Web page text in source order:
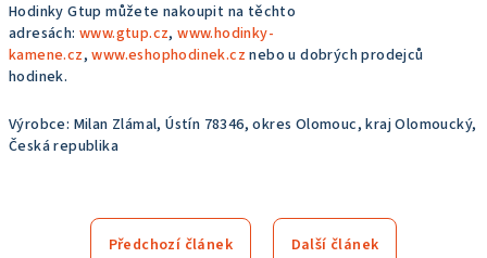
Hodinky Gtup můžete nakoupit na těchto
adresách:www.gtup.cz,www.hodinky-
kamene.cz,www.eshophodinek.cz nebo u dobrých prodejců
hodinek.
Výrobce: Milan Zlámal, Ústín 78346, okres Olomouc, kraj Olomoucký,
Česká republika
Předchozí článek Další článek